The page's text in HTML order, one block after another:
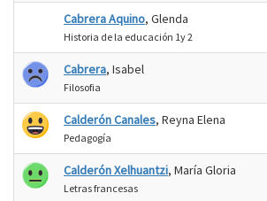
Cabrera Aquino, Glenda
Historia de la educación 1y 2
Cabrera, Isabel
Filosofia
Calderón Canales, Reyna Elena
Pedagogía
Calderón Xelhuantzi, María Gloria
Letras francesas